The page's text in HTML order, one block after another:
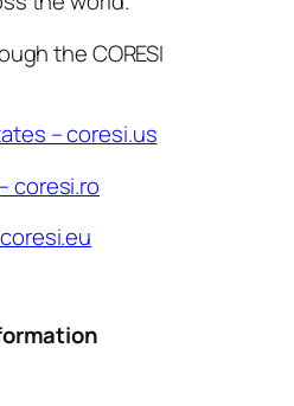
the CORESI
– coresi.us
coresi.ro